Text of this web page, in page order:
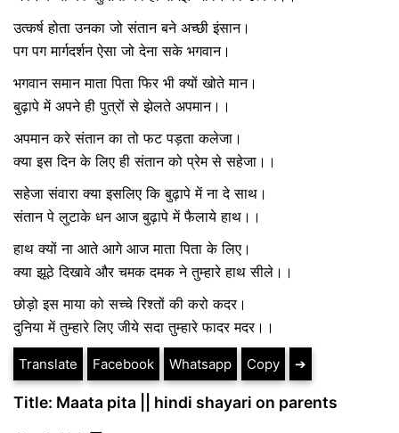
उत्कर्ष होता उनका जो संतान बने अच्छी इंसान।
पग पग मार्गदर्शन ऐसा जो देना सके भगवान।
भगवान समान माता पिता फिर भी क्यों खोते मान।
बुढ़ापे में अपने ही पुत्रों से झेलते अपमान।।
अपमान करे संतान का तो फट पड़ता कलेजा।
क्या इस दिन के लिए ही संतान को प्रेम से सहेजा।।
सहेजा संवारा क्या इसलिए कि बुढ़ापे में ना दे साथ।
संतान पे लुटाके धन आज बुढ़ापे में फैलाये हाथ।।
हाथ क्यों ना आते आगे आज माता पिता के लिए।
क्या झूठे दिखावे और चमक दमक ने तुम्हारे हाथ सीले।।
छोड़ो इस माया को सच्चे रिश्तों की करो कदर।
दुनिया में तुम्हारे लिए जीये सदा तुम्हारे फादर मदर।।
Translate Facebook Whatsapp Copy ➔
Title: Maata pita || hindi shayari on parents